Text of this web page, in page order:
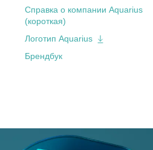
Справка о компании Aquarius
(короткая)
Логотип Aquarius
Брендбук